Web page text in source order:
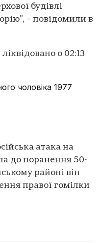
будівлі
– повідомили в
о 02:13
чоловіка 1977
атака на
до поранення 50-
районі він
правої гомілки